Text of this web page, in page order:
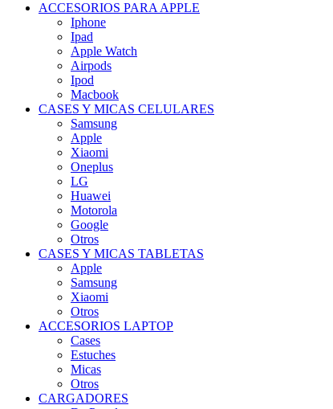
ACCESORIOS PARA APPLE
Iphone
Ipad
Apple Watch
Airpods
Ipod
Macbook
CASES Y MICAS CELULARES
Samsung
Apple
Xiaomi
Oneplus
LG
Huawei
Motorola
Google
Otros
CASES Y MICAS TABLETAS
Apple
Samsung
Xiaomi
Otros
ACCESORIOS LAPTOP
Cases
Estuches
Micas
Otros
CARGADORES